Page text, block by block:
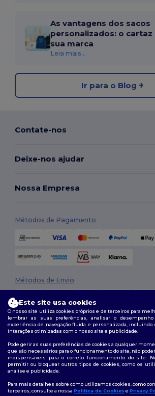
As vantagens dos sacos
personalizados: o cartaz
sua marca
Leia mais...
Ir para o Blog
Contate-nos
Deixe-nos ajudar
Nossa Empresa
Métodos de Pagamento
Métodos de Envio
2026. Todos os direitos reservados
Siga-nos
Este site usa cookies
O nosso site utiliza cookies próprios e de terceiros para
lembrar as suas preferências, analisar o
experiência de navegação fluida e personalizada, incluindo
interações otimizadas com o nosso site e publicidade.
Pode gerir as suas preferências de cookies a qualquer
que são necessários para o funcionamento do site, não
indispensáveis para o correto funcionamento do site.
permitir ou bloquear outros tipos de cookies, como os
análise e publicidade.
Para mais detalhes sobre como utilizamos cookies, como
terceiros, consulte a nossa Política de Cookiese Privacy